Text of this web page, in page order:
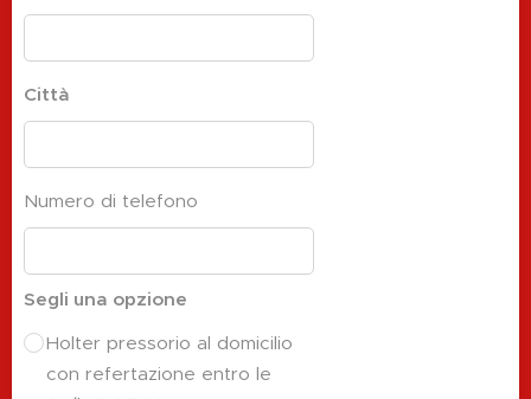
Città
Numero di telefono
Segli una opzione
Holter pressorio al domicilio
con refertazione entro le